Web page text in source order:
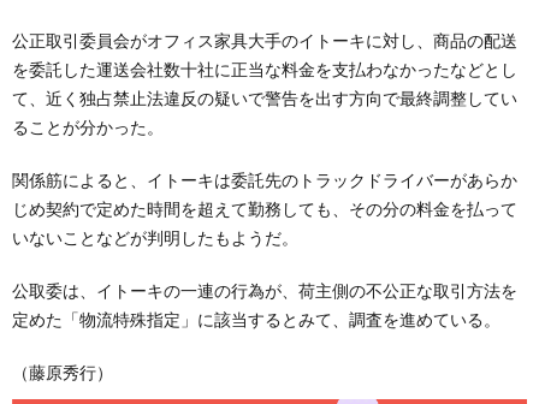
公正取引委員会がオフィス家具大手のイトーキに対し、商品の配送
を委託した運送会社数十社に正当な料金を支払わなかったなどとし
て、近く独占禁止法違反の疑いで警告を出す方向で最終調整してい
ることが分かった。
関係筋によると、イトーキは委託先のトラックドライバーがあらか
じめ契約で定めた時間を超えて勤務しても、その分の料金を払って
いないことなどが判明したもようだ。
公取委は、イトーキの一連の行為が、荷主側の不公正な取引方法を
定めた「物流特殊指定」に該当するとみて、調査を進めている。
（藤原秀行）